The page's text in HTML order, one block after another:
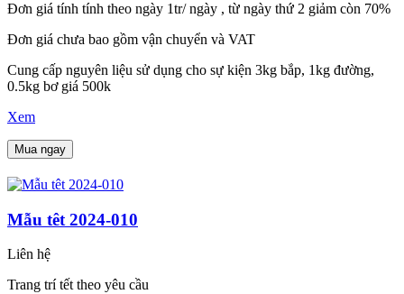
Đơn giá tính tính theo ngày 1tr/ ngày , từ ngày thứ 2 giảm còn 70%
Đơn giá chưa bao gồm vận chuyển và VAT
Cung cấp nguyên liệu sử dụng cho sự kiện 3kg bắp, 1kg đường,
0.5kg bơ giá 500k
Xem
Mua ngay
Mẫu têt 2024-010
Liên hệ
Trang trí tết theo yêu cầu